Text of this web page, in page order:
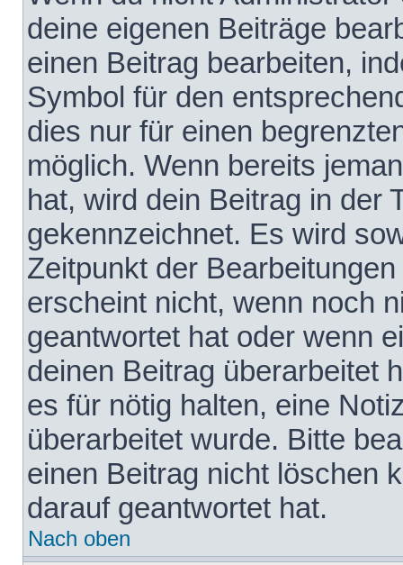
deine eigenen Beiträge
einen Beitrag bearbeiten,
Symbol für den
dies nur für einen
möglich. Wenn bereits
hat, wird dein Beitrag in der
gekennzeichnet. Es wird
Zeitpunkt der
erscheint nicht, wenn noch
geantwortet hat oder wenn
deinen Beitrag überarbeitet
es für nötig halten, eine
überarbeitet wurde. Bitte
einen Beitrag nicht löschen
darauf geantwortet hat.
Nach oben